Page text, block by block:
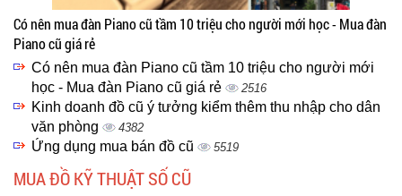
Có nên mua đàn Piano cũ tầm 10 triệu cho người mới học - Mua đàn
Piano cũ giá rẻ
Có nên mua đàn Piano cũ tầm 10 triệu cho người mới
học - Mua đàn Piano cũ giá rẻ
2516
Kinh doanh đồ cũ ý tưởng kiểm thêm thu nhập cho dân
văn phòng
4382
Ứng dụng mua bán đồ cũ 5519
MUA ĐỒ KỸ THUẬT SỐ CŨ